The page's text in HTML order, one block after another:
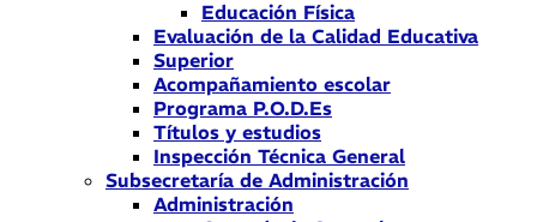
Educación Física
Evaluación de la Calidad Educativa
Superior
Acompañamiento escolar
Programa P.O.D.Es
Títulos y estudios
Inspección Técnica General
Subsecretaría de Administración
Administración